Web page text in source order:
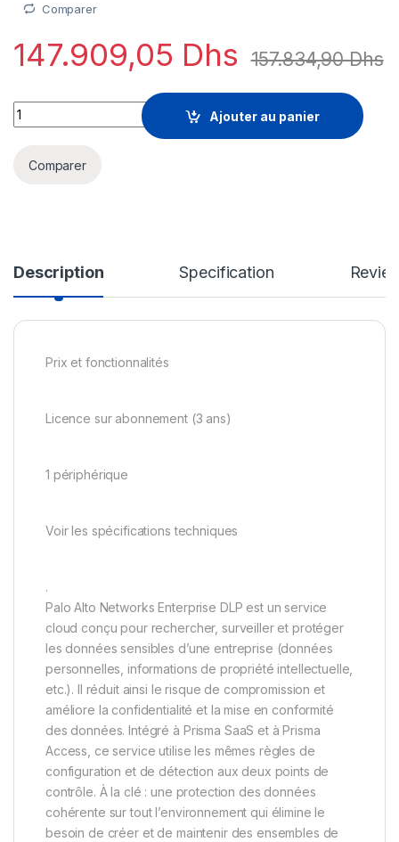
Comparer
147.909,05 Dhs 157.834,90Dhs
Palo Alto Networks Data Loss Prevention - licence
Ajouter au panier
Comparer
Description Specification
Prix et fonctionnalités
Licence sur abonnement (3 ans)
1 périphérique
Voir les spécifications techniques
.
Palo Alto Networks Enterprise DLP est un service
cloud conçu pour rechercher, surveiller et protéger
les données sensibles d’une entreprise (données
personnelles, informations de propriété intellectuelle,
etc.). Il réduit ainsi le risque de compromission et
améliore la confidentialité et la mise en conformité
des données. Intégré à Prisma SaaS et à Prisma
Access, ce service utilise les mêmes règles de
configuration et de détection aux deux points de
contrôle. À la clé : une protection des données
cohérente sur tout l’environnement qui élimine le
besoin de créer et de maintenir des ensembles de